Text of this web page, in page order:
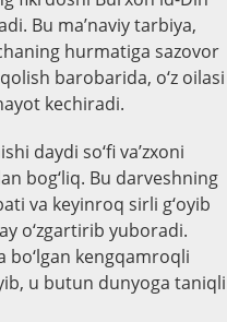
Bu ma’naviy tarbiya,
hurmatiga sazovor
barobarida, o‘z oilasi
kechiradi.
daydi so‘fi va’zxoni
bog‘liq. Bu darveshning
va keyinroq sirli g‘oyib
o‘zgartirib yuboradi.
bo‘lgan kengqamroqli
u butun dunyoga taniqli